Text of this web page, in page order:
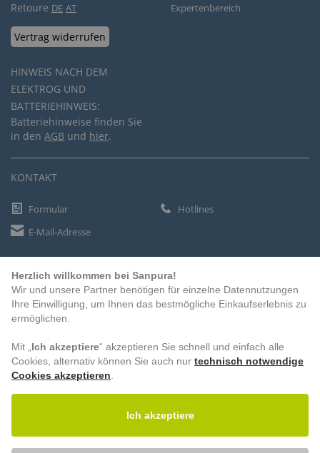
Retoure DE AT
Vertrag widerrufen
HINWEIS NACH DEM
ELEKTROG UND
BATTERIEHINWEIS:
Batteriehinweise finden Sie
in den AGB und hier.
Expertenbereich
KONTAKT
Formular
Hotlines
E-Mail-Adresse
ZAHLUNGSARTEN
Vorkasse
BESUCHEN SIE UNS
Herzlich willkommen bei Sanpura!
Wir und unsere Partner benötigen für einzelne Datennutzungen
Ihre Einwilligung, um Ihnen das bestmögliche Einkaufserlebnis zu
ermöglichen.
Mit „ Ich akzeptiere“ akzeptieren Sie schnell und einfach alle
Cookies, alternativ können Sie auch nur technisch notwendige
Cookies akzeptieren
Ich akzeptiere